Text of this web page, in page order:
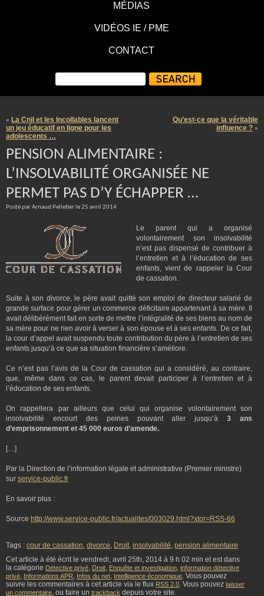
MÉDIAS
VIDÉOS IE / PME
CONTACT
« La Cnil et les Incollables lancent
un jeu éducatif en ligne pour les
adolescents …
Qu’est-ce que la véritable
influence ? »
PENSION ALIMENTAIRE :
L’INSOLVABILITÉ ORGANISÉE NE
PERMET PAS D’Y ÉCHAPPER …
Posté par Arnaud Pelletier le 25 avril 2014
Le parent qui a organisé
volontairement son insolvabilité
n’est pas dispensé de contribuer à
l’entretien et à l’éducation de ses
enfants, vient de rappeler la Cour
de cassation.
Suite à son divorce, le père avait quitté son emploi de directeur salarié de
grande surface pour gérer un commerce déficitaire appartenant à sa mère. Il
avait délibérément fait en sorte de mettre l’intégralité de ses biens au nom de
sa mère pour ne rien avoir à verser à son épouse et à ses enfants. De ce fait,
la cour d’appel avait suspendu toute contribution du père à l’entretien de ses
enfants jusqu’à ce que sa situation financière s’améliore.
Ce n’est pas l’avis de la Cour de cassation qui a considéré, au contraire,
que, même dans ce cas, le parent devait participer à l’entretien et à
l’éducation de ses enfants.
On rappellera par ailleurs que celui qui organise volontairement son
insolvabilité encourt des peines pouvant aller jusqu’à3 ans
d’emprisonnement et 45 000 euros d’amende.
[…]
Par la Direction de l’information légale et administrative (Premier ministre)
sur service-public.fr
En savoir plus :
Source http://www.service-public.fr/actualites/003029.html?xtor=RSS-66
Tags : cour de cassation, divorce, Droit, insolvabilité, pension alimentaire
Cet article à été écrit le vendredi, avril 25th, 2014 à 9 h 02 min et est dans
la catégorie Détective privé, Droit, Enquête et investigation, information détective
privé, Informations APR, Infos du net, Intelligence économique. Vous pouvez
suivre les commentaires à cet article via le flux RSS 2.0. Vous pouvez laisser
un commentaire, ou faire un trackback depuis votre site.